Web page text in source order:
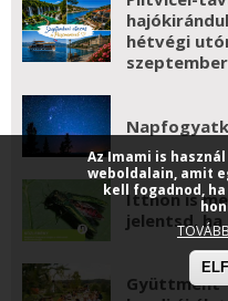
hétvégi
Itthon is
jelentsd,
Gyüttment
Az Imami is
weboldalain, amit
kell fogadnod,